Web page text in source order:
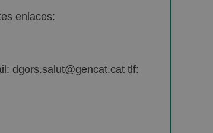
enlaces:
dgors.salut@gencat.cat tlf: